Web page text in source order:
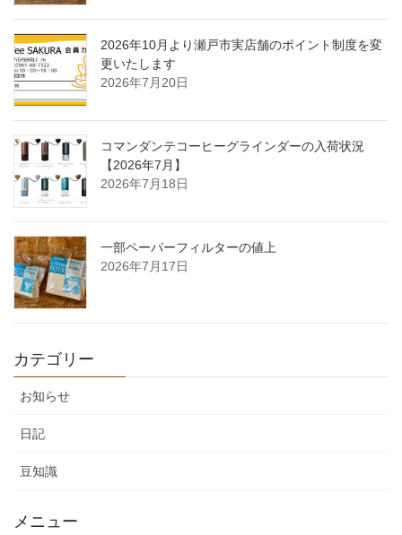
2026年10月より瀬戸市実店舗のポイント制度を変
更いたします
2026年7月20日
コマンダンテコーヒーグラインダーの入荷状況
【2026年7月】
2026年7月18日
一部ペーパーフィルターの値上
2026年7月17日
カテゴリー
お知らせ
日記
豆知識
メニュー